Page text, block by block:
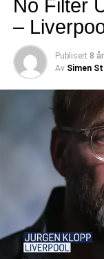
No Filter
–
Publisert 8
Av Simen